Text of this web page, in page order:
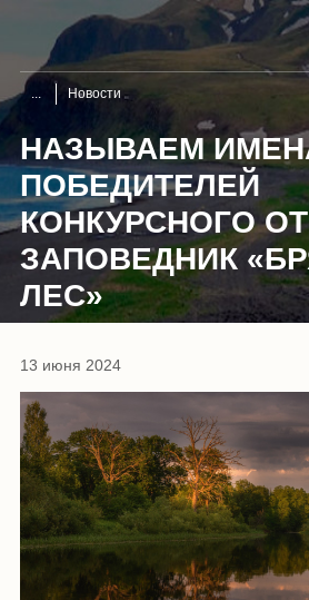
Новости
НАЗЫВАЕМ
ПОБЕДИТЕЛЕЙ
КОНКУРСНОГО
ЗАПОВЕДНИК
ЛЕС»
13 июня 2024